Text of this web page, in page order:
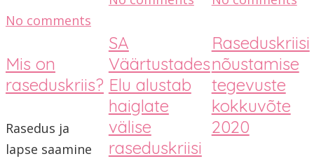
No comments
Mis on
raseduskriis?
Rasedus ja
lapse saamine
SA
Väärtustades
Elu alustab
haiglate
välise
raseduskriisi
Raseduskriisi
nõustamise
tegevuste
kokkuvõte
2020